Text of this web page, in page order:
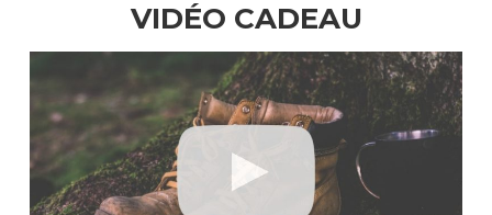
VIDÉO CADEAU